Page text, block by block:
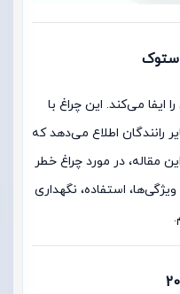
می‌کند. این چراغ با
رانندگان اطلاع می‌دهد که
مقاله، در مورد چراغ خطر
و ویژگی‌ها، استفاده، نگهداری